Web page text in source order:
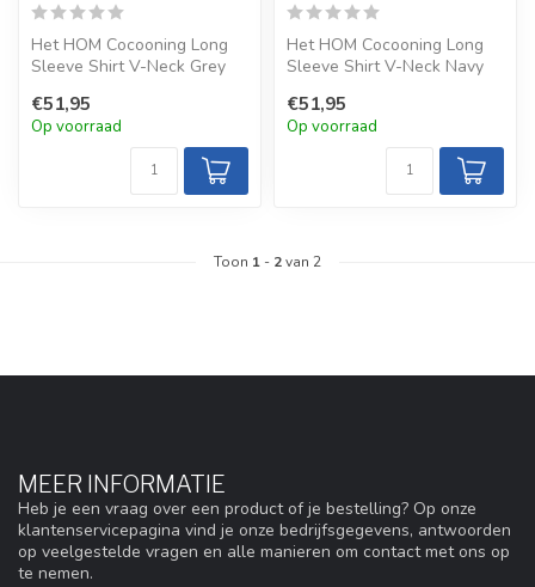
Het HOM Cocooning Long
Sleeve Shirt V-Neck Grey
in k...
€51,95
Op voorraad
Het HOM Cocooning Long
Sleeve Shirt V-Neck Navy
in k...
€51,95
Op voorraad
Toon 1 - 2van 2
MEER INFORMATIE
Heb je een vraag over een product of je bestelling? Op onze
klantenservicepagina vind je onze bedrijfsgegevens, antwoorden
op veelgestelde vragen en alle manieren om contact met ons op
te nemen.